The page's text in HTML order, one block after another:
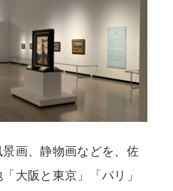
画、静物画などを、佐
大阪と東京」「パリ」